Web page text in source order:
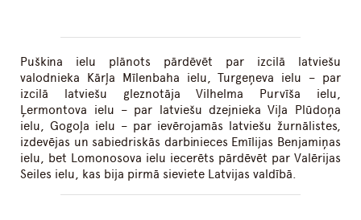
Puškina ielu plānots pārdēvēt par izcilā latviešu
valodnieka Kārļa Mīlenbaha ielu, Turgeņeva ielu – par
izcilā latviešu gleznotāja Vilhelma Purvīša ielu,
Ļermontova ielu – par latviešu dzejnieka Viļa Plūdoņa
ielu, Gogoļa ielu – par ievērojamās latviešu žurnālistes,
izdevējas un sabiedriskās darbinieces Emīlijas Benjamiņas
ielu, bet Lomonosova ielu iecerēts pārdēvēt par Valērijas
Seiles ielu, kas bija pirmā sieviete Latvijas valdībā.